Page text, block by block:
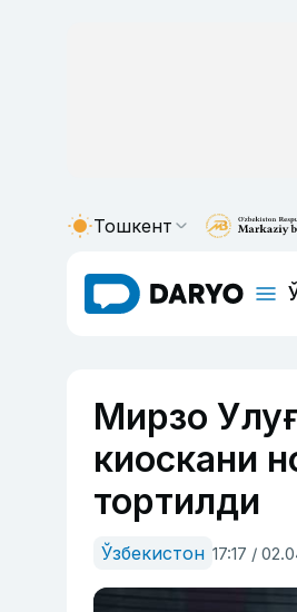
Тошкент
Мирзо
киоскани
тортилди
Ўзбекистон 17:17 /